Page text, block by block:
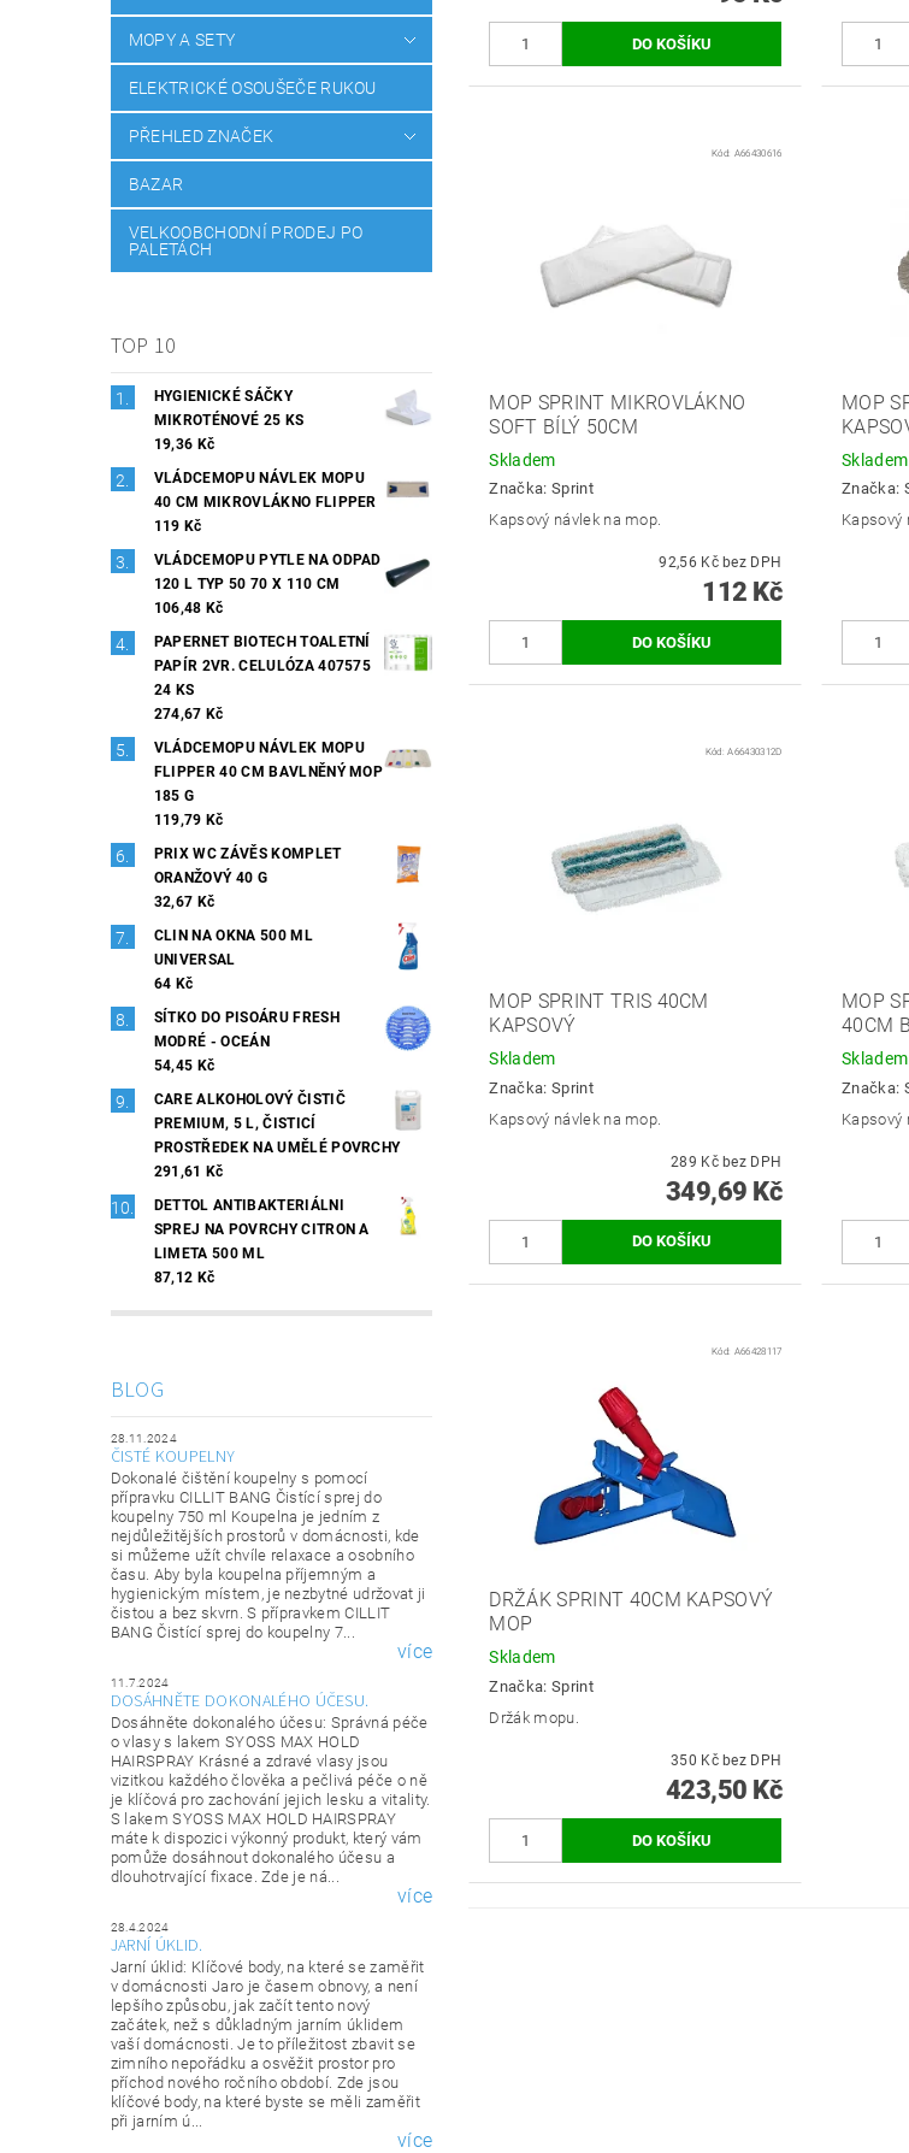
MOPY A SETY
ELEKTRICKÉ OSOUŠEČE RUKOU
PŘEHLED ZNAČEK
BAZAR
VELKOOBCHODNÍ PRODEJ PO
PALETÁCH
TOP 10
HYGIENICKÉ SÁČKY
MIKROTÉNOVÉ 25 KS
19,36 Kč
VLÁDCEMOPU NÁVLEK MOPU
40 CM MIKROVLÁKNO FLIPPER
119 Kč
VLÁDCEMOPU PYTLE NA ODPAD
120 L TYP 50 70 X 110 CM
106,48 Kč
PAPERNET BIOTECH TOALETNÍ
PAPÍR 2VR. CELULÓZA 407575
24 KS
274,67 Kč
VLÁDCEMOPU NÁVLEK MOPU
FLIPPER 40 CM BAVLNĚNÝ MOP
185 G
119,79 Kč
PRIX WC ZÁVĚS KOMPLET
ORANŽOVÝ 40 G
32,67 Kč
CLIN NA OKNA 500 ML
UNIVERSAL
64 Kč
SÍTKO DO PISOÁRU FRESH
MODRÉ - OCEÁN
54,45 Kč
CARE ALKOHOLOVÝ ČISTIČ
PREMIUM, 5 L, ČISTICÍ
PROSTŘEDEK NA UMĚLÉ POVRCHY
291,61 Kč
DETTOL ANTIBAKTERIÁLNI
SPREJ NA POVRCHY CITRON A
LIMETA 500 ML
87,12 Kč
BLOG
28.11.2024
ČISTÉ KOUPELNY
Dokonalé čištění koupelny s pomocí
přípravku CILLIT BANG Čistící sprej do
koupelny 750 ml Koupelna je jedním z
nejdůležitějších prostorů v domácnosti, kde
si můžeme užít chvíle relaxace a osobního
času. Aby byla koupelna příjemným a
hygienickým místem, je nezbytné udržovat ji
čistou a bez skvrn. S přípravkem CILLIT
BANG Čistící sprej do koupelny 7...
více
11.7.2024
DOSÁHNĚTE DOKONALÉHO ÚČESU.
Dosáhněte dokonalého účesu: Správná péče
o vlasy s lakem SYOSS MAX HOLD
HAIRSPRAY Krásné a zdravé vlasy jsou
vizitkou každého člověka a pečlivá péče o ně
je klíčová pro zachování jejich lesku a vitality.
S lakem SYOSS MAX HOLD HAIRSPRAY
máte k dispozici výkonný produkt, který vám
pomůže dosáhnout dokonalého účesu a
dlouhotrvající fixace. Zde je ná...
více
28.4.2024
JARNÍ ÚKLID.
Jarní úklid: Klíčové body, na které se zaměřit
v domácnosti Jaro je časem obnovy, a není
lepšího způsobu, jak začít tento nový
začátek, než s důkladným jarním úklidem
vaší domácnosti. Je to příležitost zbavit se
zimního nepořádku a osvěžit prostor pro
příchod nového ročního období. Zde jsou
klíčové body, na které byste se měli zaměřit
při jarním ú...
více
Kód: A66430616
MOP SPRINT MIKROVLÁKNO
SOFT BÍLÝ 50CM
Skladem
Značka: Sprint
Kapsový návlek na mop.
92,56 Kč bez DPH
112 Kč
MOP
Skladem
Značka:
Kapsový
Kód:A66430312D
MOP SPRINT TRIS 40CM
KAPSOVÝ
Skladem
Značka: Sprint
Kapsový návlek na mop.
289 Kč bez DPH
349,69 Kč
MOP
40CM
Skladem
Značka:
Kapsový
Kód: A66428117
DRŽÁK SPRINT 40CM KAPSOVÝ
MOP
Skladem
Značka: Sprint
Držák mopu.
350 Kč bez DPH
423,50 Kč